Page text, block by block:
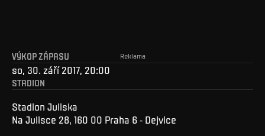
Reklama
VÝKOP ZÁPASU
so, 30. září 2017, 20:00
STADION
Stadion Juliska
Na Julisce 28, 160 00 Praha 6 - Dejvice